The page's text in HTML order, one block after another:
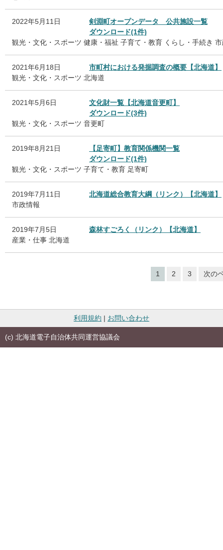
2022年5月11日
剣淵町オープンデータ 公共施設一覧
ダウンロード(1件)
観光・文化・スポーツ 健康・福祉 子育て・教育 くらし・手続き
2021年6月18日
市町村における発掘調査の概要【北海道】
観光・文化・スポーツ 北海道
2021年5月6日
文化財一覧【北海道音更町】
ダウンロード(3件)
観光・文化・スポーツ 音更町
2019年8月21日
【足寄町】教育関係機関一覧
ダウンロード(1件)
観光・文化・スポーツ 子育て・教育 足寄町
2019年7月11日
北海道総合教育大綱（リンク）【北海道】
市政情報
2019年7月5日
森林すごろく（リンク）【北海道】
産業・仕事 北海道
1 2 3 次の
利用規約 | お問い合わせ
(c) 北海道電子自治体共同運営協議会